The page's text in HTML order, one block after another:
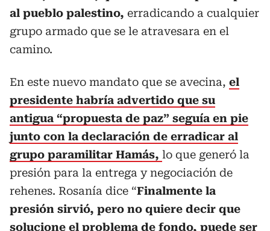
al pueblo palestino, erradicando a cualquier
grupo armado que se le atravesara en el
camino.
En este nuevo mandato que se avecina, el
presidente habría advertido que su
antigua “propuesta de paz” seguía en pie
junto con la declaración de erradicar al
grupo paramilitar Hamás, lo que generó la
presión para la entrega y negociación de
rehenes. Rosanía dice “Finalmente la
presión sirvió, pero no quiere decir que
solucione el problema de fondo, puede ser